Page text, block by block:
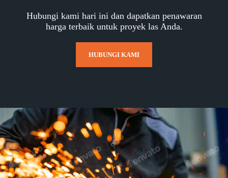
Hubungi kami hari ini dan dapatkan penawaran
harga terbaik untuk proyek las Anda.
HUBUNGI KAMI